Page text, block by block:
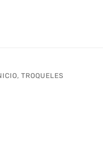
, TROQUELES